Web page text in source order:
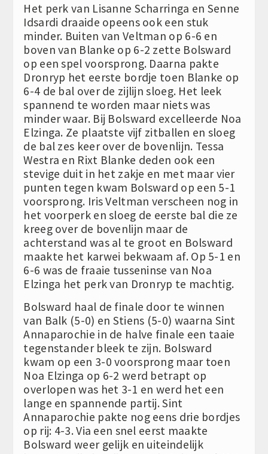
Het perk van Lisanne Scharringa en Senne
Idsardi draaide opeens ook een stuk
minder. Buiten van Veltman op 6-6 en
boven van Blanke op 6-2 zette Bolsward
op een spel voorsprong. Daarna pakte
Dronryp het eerste bordje toen Blanke op
6-4 de bal over de zijlijn sloeg. Het leek
spannend te worden maar niets was
minder waar. Bij Bolsward excelleerde Noa
Elzinga. Ze plaatste vijf zitballen en sloeg
de bal zes keer over de bovenlijn. Tessa
Westra en Rixt Blanke deden ook een
stevige duit in het zakje en met maar vier
punten tegen kwam Bolsward op een 5-1
voorsprong. Iris Veltman verscheen nog in
het voorperk en sloeg de eerste bal die ze
kreeg over de bovenlijn maar de
achterstand was al te groot en Bolsward
maakte het karwei bekwaam af. Op 5-1 en
6-6 was de fraaie tusseninse van Noa
Elzinga het perk van Dronryp te machtig.
Bolsward haal de finale door te winnen
van Balk (5-0) en Stiens (5-0) waarna Sint
Annaparochie in de halve finale een taaie
tegenstander bleek te zijn. Bolsward
kwam op een 3-0 voorsprong maar toen
Noa Elzinga op 6-2 werd betrapt op
overlopen was het 3-1 en werd het een
lange en spannende partij. Sint
Annaparochie pakte nog eens drie bordjes
op rij: 4-3. Via een snel eerst maakte
Bolsward weer gelijk en uiteindelijk